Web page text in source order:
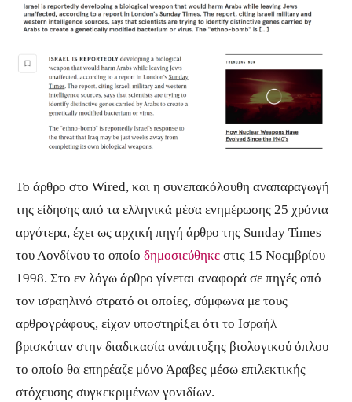
γονίδια που φέρουν οι Άραβες για να
δημιουργήσουν ένα γενετικά τροποποιημένο
βακτήριο ή ιό.
Η «εθνοβόμβα»..Βιολογικός πόλεμος
Το άρθρο στο Wired, και η συνεπακόλουθη αναπαραγωγή
της είδησης από τα ελληνικά μέσα ενημέρωσης 25 χρόνια
αργότερα, έχει ως αρχική πηγή άρθρο της Sunday Times
του Λονδίνου το οποίο δημοσιεύθηκε στις 15 Νοεμβρίου
1998. Στο εν λόγω άρθρο γίνεται αναφορά σε πηγές από
τον ισραηλινό στρατό οι οποίες, σύμφωνα με τους
αρθρογράφους, είχαν υποστηρίξει ότι το Ισραήλ
βρισκόταν στην διαδικασία ανάπτυξης βιολογικού όπλου
το οποίο θα επηρέαζε μόνο Άραβες μέσω επιλεκτικής
στόχευσης συγκεκριμένων γονιδίων.